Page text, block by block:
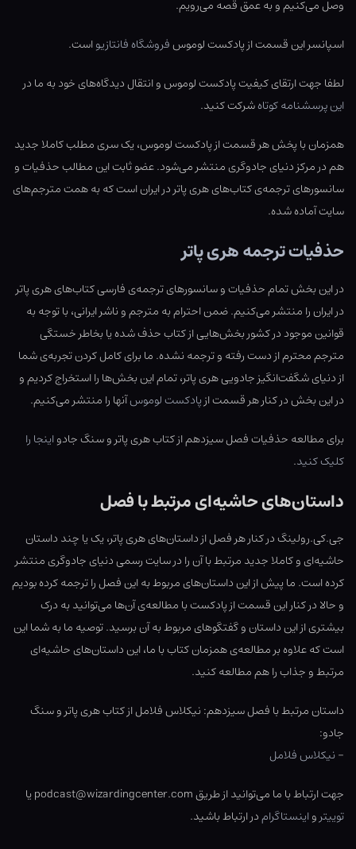
وصل می‌کنیم و به عمق قصه می‌رویم.
اسپانسر این قسمت از پادکست لوموسفروشگاه فانتازیواست.
لطفا جهت ارتقای کیفیت پادکست لوموس و انتقال دیدگاه‌های خود به ما در
این پرسشنامه کوتاهشرکت کنید.
همزمان با پخش هر قسمت از پادکست لوموس، یک سری مطلب کاملا جدید
هم در مرکز دنیای جادوگری منتشر می‌شود. عضو ثابت این مطالب حذفیات و
سانسورهای ترجمه‌ی کتاب‌های هری پاتر در ایران است که به همت مترجم‌های
سایت آماده شده.
حذفیات ترجمه هری پاتر
در این بخش تمام حذفیات و سانسورهای ترجمه‌ی فارسی کتاب‌های هری پاتر
در ایران را منتشر می‌کنیم. ضمن احترام به مترجم و ناشر ایرانی، با توجه به
قوانین موجود در کشور بخش‌هایی از کتاب حذف شده یا بخاطر خستگی
مترجم محترم از دست رفته و ترجمه نشده. ما برای کامل کردن تجربه‌ی شما
از دنیای شگفت‌انگیز جادویی هری پاتر، تمام این بخش‌ها را استخراج کردیم و
در این بخش در کنار هر قسمت ازپادکست لوموسآنها را منتشر می‌کنیم.
برای مطالعه حذفیات فصل سیزدهم از کتاب هری پاتر و سنگ جادواینجا را
کلیک کنید.
داستان‌های حاشیه‌ای مرتبط با فصل
جی.کی.رولینگ در کنار هر فصل از داستان‌های هری پاتر، یک یا چند داستان
حاشیه‌ای و کاملا جدید مرتبط با آن را در سایت رسمی دنیای جادوگری منتشر
کرده است. ما پیش از این داستان‌های مربوط به این فصل را ترجمه کرده بودیم
و حالا در کنار این قسمت از پادکست با مطالعه‌ی آن‌ها می‌توانید به درک
بیشتری از این داستان و گفتگوهای مربوط به آن برسید. توصیه ما به شما این
است که علاوه بر مطالعه‌ی همزمان کتاب با ما، این داستان‌های حاشیه‌ای
مرتبط و جذاب را هم مطالعه کنید.
داستان مرتبط با فصل سیزدهم: نیکلاس فلامل از کتاب هری پاتر و سنگ
جادو:
–نیکلاس فلامل
جهت ارتباط با ما می‌توانید از طریق podcast@wizardingcenter.com یا
توییترواینستاگرامدر ارتباط باشید.